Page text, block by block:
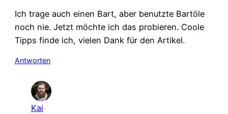
Ich trage auch einen Bart, aber benutzte Bartöle
noch nie. Jetzt möchte ich das probieren. Coole
Tipps finde ich, vielen Dank für den Artikel.
Antworten
Kai